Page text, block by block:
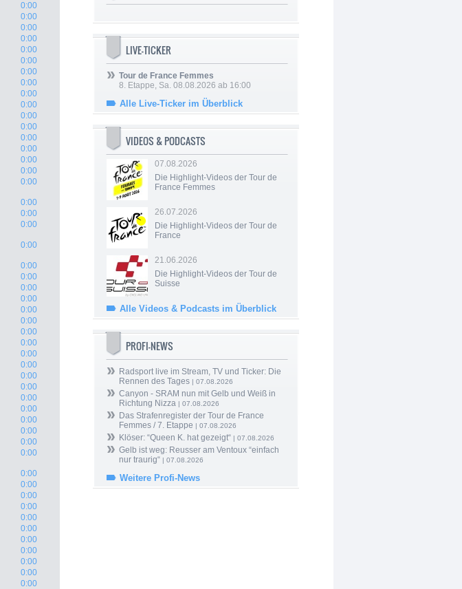
0:00
0:00
0:00
0:00
0:00
0:00
0:00
0:00
0:00
0:00
0:00
0:00
0:00
0:00
0:00
0:00
0:00
0:00
0:00
0:00
0:00
0:00
0:00
0:00
0:00
0:00
0:00
0:00
0:00
0:00
0:00
0:00
0:00
0:00
0:00
0:00
0:00
0:00
0:00
0:00
0:00
0:00
0:00
0:00
0:00
0:00
0:00
0:00
0:00
0:00
LIVE-TICKER
Tour de France Femmes
8. Etappe, Sa. 08.08.2026 ab 16:00
Alle Live-Ticker im Überblick
VIDEOS & PODCASTS
07.08.2026
Die Highlight-Videos der Tour de
France Femmes
26.07.2026
Die Highlight-Videos der Tour de
France
21.06.2026
Die Highlight-Videos der Tour de
Suisse
Alle Videos & Podcasts im Überblick
PROFI-NEWS
Radsport live im Stream, TV und Ticker: Die
Rennen des Tages | 07.08.2026
Canyon - SRAM nun mit Gelb und Weiß in
Richtung Nizza | 07.08.2026
Das Strafenregister der Tour de France
Femmes / 7. Etappe | 07.08.2026
Klöser: “Queen K. hat gezeigt“ | 07.08.2026
Gelb ist weg: Reusser am Ventoux “einfach
nur traurig“ | 07.08.2026
Weitere Profi-News